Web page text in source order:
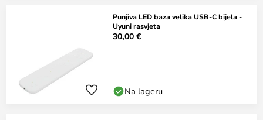
Punjiva LED baza velika USB-C bijela -
Uyuni rasvjeta
30,00 €
Na lageru